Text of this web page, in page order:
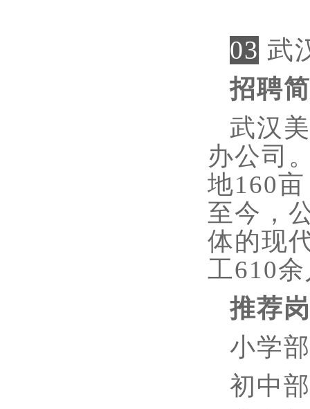
03 武
招聘
武汉
办公司
地160
至今，
体的现
工610
推荐
小学
初中